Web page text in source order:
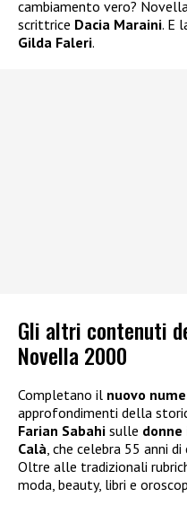
cambiamento vero?
scrittrice Dacia Maraini. E
Gilda Faleri.
Gli altri contenuti
Novella 2000
Completano il nuovo
approfondimenti della
Farian Sabahi sulle donne
Calà, che celebra 55 anni di
Oltre alle tradizionali
moda, beauty, libri e